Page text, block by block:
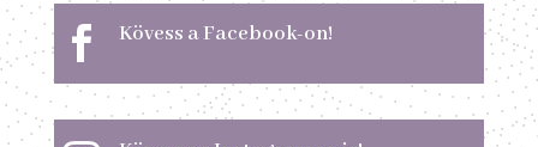
 Kövess a Facebook-on!